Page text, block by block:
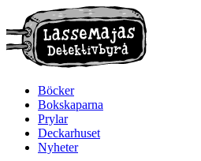
Böcker
Bokskaparna
Prylar
Deckarhuset
Nyheter